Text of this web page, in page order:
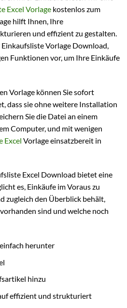
Excel Vorlage kostenlos zum
hilft Ihnen, Ihre
und effizient zu gestalten.
Vorlage Download,
Funktionen vor, um Ihre Einkäufe
Vorlage können Sie sofort
dass sie ohne weitere Installation
Sie die Datei an einem
Computer, und mit wenigen
Excel Vorlage einsatzbereit in
Excel Download bietet eine
es, Einkäufe im Voraus zu
zugleich den Überblick behält,
sind und welche noch
herunter
hinzu
effizient und strukturiert